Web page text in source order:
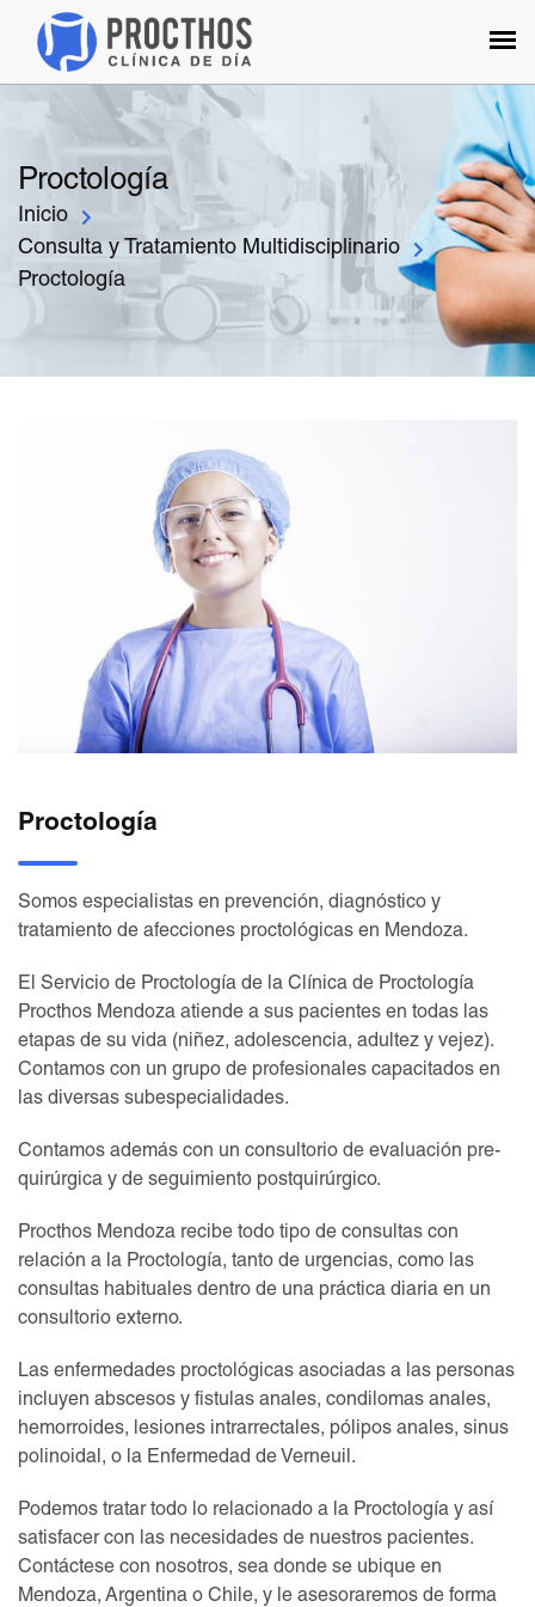
Proctología
Inicio
Consulta y Tratamiento Multidisciplinario
Proctología
Proctología
Somos especialistas en prevención, diagnóstico y
tratamiento de afecciones proctológicas en Mendoza.
El Servicio de Proctología de la Clínica de Proctología
Procthos Mendoza atiende a sus pacientes en todas las
etapas de su vida (niñez, adolescencia, adultez y vejez).
Contamos con un grupo de profesionales capacitados en
las diversas subespecialidades.
Contamos además con un consultorio de evaluación pre-
quirúrgica y de seguimiento postquirúrgico.
Procthos Mendoza recibe todo tipo de consultas con
relación a la Proctología, tanto de urgencias, como las
consultas habituales dentro de una práctica diaria en un
consultorio externo.
Las enfermedades proctológicas asociadas a las personas
incluyen abscesos y fistulas anales, condilomas anales,
hemorroides, lesiones intrarrectales, pólipos anales, sinus
polinoidal, o la Enfermedad de Verneuil.
Podemos tratar todo lo relacionado a la Proctología y así
satisfacer con las necesidades de nuestros pacientes.
Contáctese con nosotros, sea donde se ubique en
Mendoza, Argentina o Chile, y le asesoraremos de forma